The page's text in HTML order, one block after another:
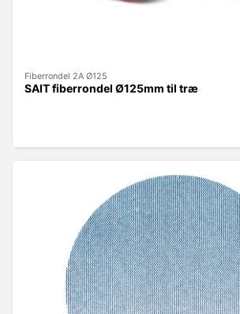
Fiberrondel 2A Ø125
SAIT fiberrondel Ø125mm til træ